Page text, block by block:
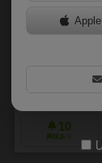
ショタからイケ
にご来店！ さ
できるのか！？
ハセカワ シ
10
興味あり
Apple